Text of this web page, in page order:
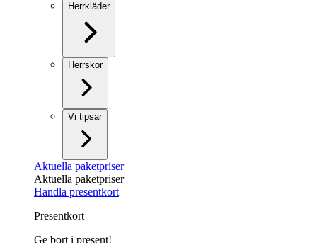
Herrkläder
Herrskor
Vi tipsar
Aktuella paketpriser
Aktuella paketpriser
Handla presentkort
Presentkort
Ge bort i present!